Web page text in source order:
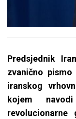
Predsjednik
zvanično
iranskog
kojem
revolucionarne